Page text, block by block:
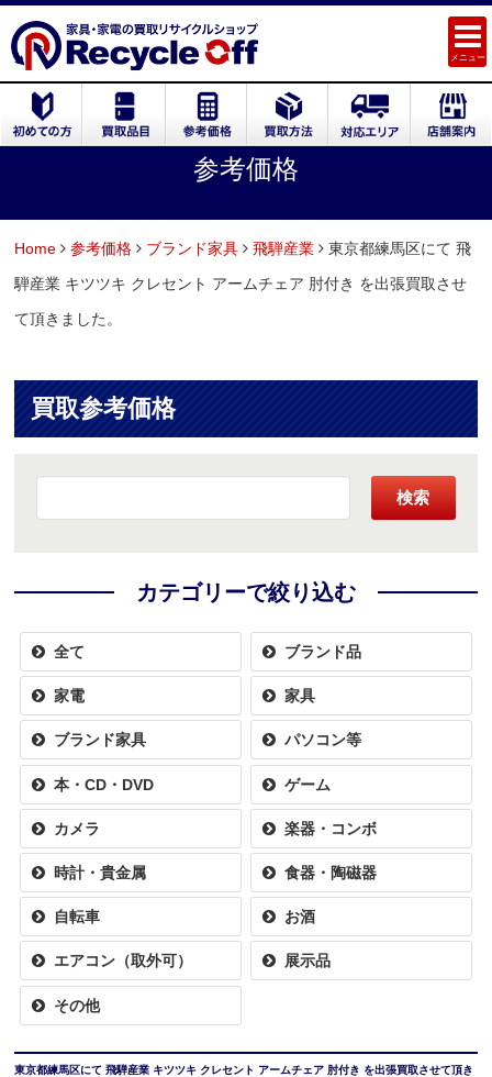
メニュー
参考価格
Home 参考価格 ブランド家具 飛騨産業
東京都練馬区にて 飛
騨産業 キツツキ クレセント アームチェア 肘付き を出張買取させ
て頂きました。
買取参考価格
検索
カテゴリーで絞り込む
全て ブランド品
家電 家具
ブランド家具 パソコン等
本・CD・DVD ゲーム
カメラ 楽器・コンボ
時計・貴金属 食器・陶磁器
自転車 お酒
エアコン（取外可） 展示品
その他
東京都練馬区にて 飛騨産業 キツツキ クレセント アームチェア 肘付き を出張買取させて頂き